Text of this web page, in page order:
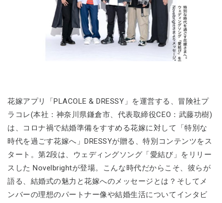
花嫁アプリ「PLACOLE & DRESSY」を運営する、冒険社プ
ラコレ(本社：神奈川県鎌倉市、代表取締役CEO：武藤功樹)
は、コロナ禍で結婚準備をすすめる花嫁に対して「特別な
時代を過ごす花嫁へ」DRESSYが贈る、特別コンテンツをス
タート。第2段は、ウェディングソング「愛結び」をリリー
スした Novelbrightが登場。こんな時代だからこそ、彼らが
語る、結婚式の魅力と花嫁へのメッセージとは？そしてメ
ンバーの理想のパートナー像や結婚生活についてインタビ